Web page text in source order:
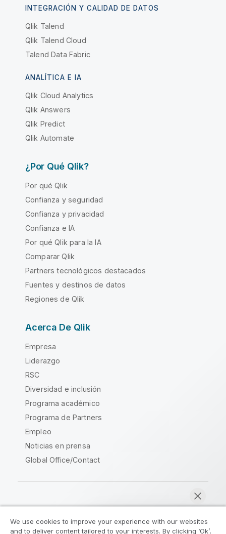
INTEGRACIÓN Y CALIDAD DE DATOS
Qlik Talend
Qlik Talend Cloud
Talend Data Fabric
ANALÍTICA E IA
Qlik Cloud Analytics
Qlik Answers
Qlik Predict
Qlik Automate
¿Por Qué Qlik?
Por qué Qlik
Confianza y seguridad
Confianza y privacidad
Confianza e IA
Por qué Qlik para la IA
Comparar Qlik
Partners tecnológicos destacados
Fuentes y destinos de datos
Regiones de Qlik
Acerca De Qlik
Empresa
Liderazgo
RSC
Diversidad e inclusión
Programa académico
Programa de Partners
Empleo
Noticias en prensa
Global Office/Contact
We use cookies to improve your experience with our websites
and to deliver content tailored to your interests. By clicking ‘Ok’,